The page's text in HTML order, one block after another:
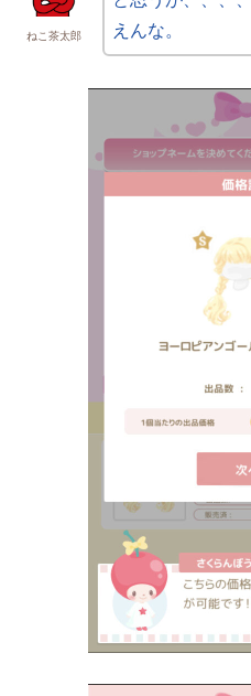
ねこ茶太郎
えんな。